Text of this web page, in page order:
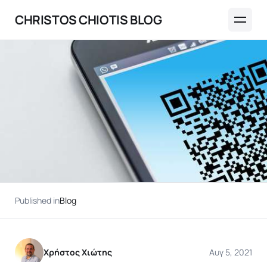
CHRISTOS CHIOTIS BLOG
Published inBlog
Χρήστος Χιώτης Αυγ 5, 2021